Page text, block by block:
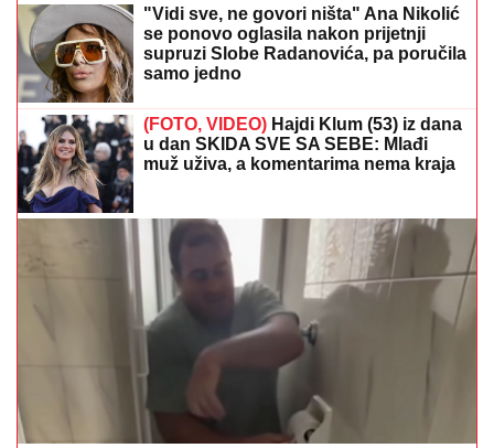
"Vidi sve, ne govori ništa" Ana Nikolić
se ponovo oglasila nakon prijetnji
supruzi Slobe Radanovića, pa poručila
samo jedno
(FOTO, VIDEO) Hajdi Klum (53) iz dana
u dan SKIDA SVE SA SEBE: Mlađi
muž uživa, a komentarima nema kraja